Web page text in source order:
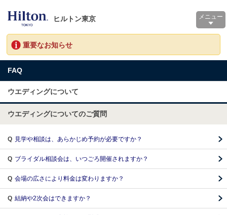
ヒルトン東京 メニュー
重要なお知らせ
FAQ
ウエディングについて
ウエディングについてのご質問
Q 見学や相談は、あらかじめ予約が必要ですか？
Q ブライダル相談会は、いつごろ開催されますか？
Q 会場の広さにより料金は変わりますか？
Q 結納や2次会はできますか？